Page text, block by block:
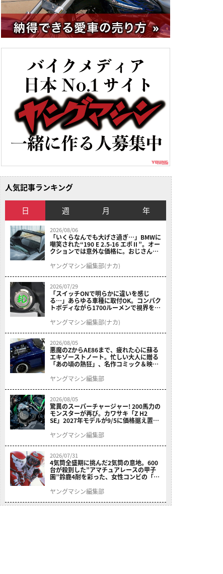
人気記事ランキング
日 週 月 年
2026/08/06
「いくらなんでも大げさ過ぎ…」BMWに
嘲笑された“190 E 2.5-16 エボⅡ”。オー
クションでは意外な価格に。おじさん達
ヤングマシン編集部(ナカ)
2026/07/29
「スイッチONで明らかに違いを感じ
る…」あらゆる車種に取付OK。コンパク
トボディながら1700ルーメンで視界を確
ニット プレシャスレイ スモール］
ヤングマシン編集部(ナカ)
2026/08/05
悪魔のZからAE86まで、疲れた心に蘇る
エキゾーストノート。忙しい大人に贈る
「あの頃の熱狂」、名作コミック＆映画
結！
ヤングマシン編集部
2026/08/05
驚異のスーパーチャージャー! 200馬力の
モンスターが再び。カワサキ「Z H2
SE」2027年モデルが9/5に価格据え置き
ヤングマシン編集部
2026/07/31
4気筒全盛期に挑んだ2気筒の意地。600
台が殺到した”アマチュアレースの甲子
園”鈴鹿4耐を彩った、女性コンビの「ス
ヤングマシン編集部